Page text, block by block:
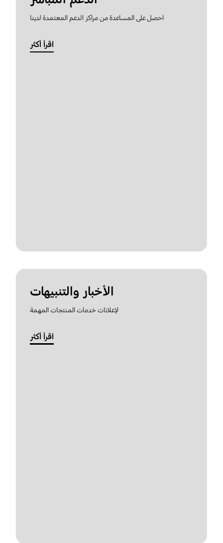
احصل على المساعدة من مراكز الدعم المعتمدة لدينا
اقرأ أكثر
الأخبار والتنبيهات
لإعلانات خدمات المنتجات المهمة
اقرأ أكثر